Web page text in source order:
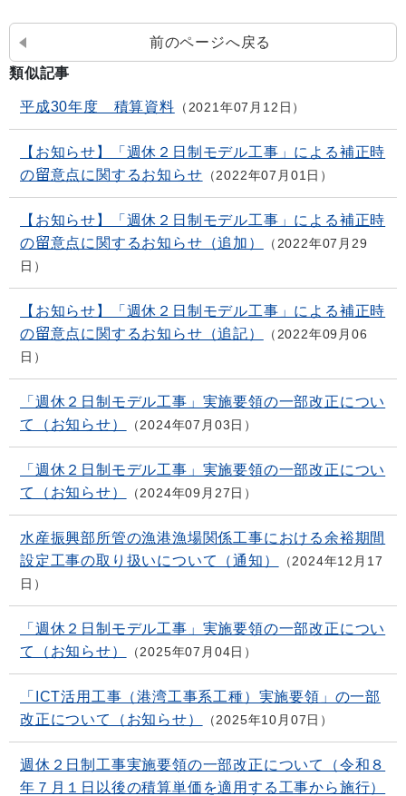
前のページへ戻る
類似記事
平成30年度 積算資料 2021年07月12日
【お知らせ】「週休２日制モデル工事」による補正時
の留意点に関するお知らせ
2022年07月01日
【お知らせ】「週休２日制モデル工事」による補正時
の留意点に関するお知らせ（追加）
2022年07月29
日
【お知らせ】「週休２日制モデル工事」による補正時
の留意点に関するお知らせ（追記）
2022年09月06
日
「週休２日制モデル工事」実施要領の一部改正につい
て（お知らせ）
2024年07月03日
「週休２日制モデル工事」実施要領の一部改正につい
て（お知らせ）
2024年09月27日
水産振興部所管の漁港漁場関係工事における余裕期間
設定工事の取り扱いについて（通知）
2024年12月17
日
「週休２日制モデル工事」実施要領の一部改正につい
て（お知らせ）
2025年07月04日
「ICT活用工事（港湾工事系工種）実施要領」の一部
改正について（お知らせ）
2025年10月07日
週休２日制工事実施要領の一部改正について（令和８
年７月１日以後の積算単価を適用する工事から施行）